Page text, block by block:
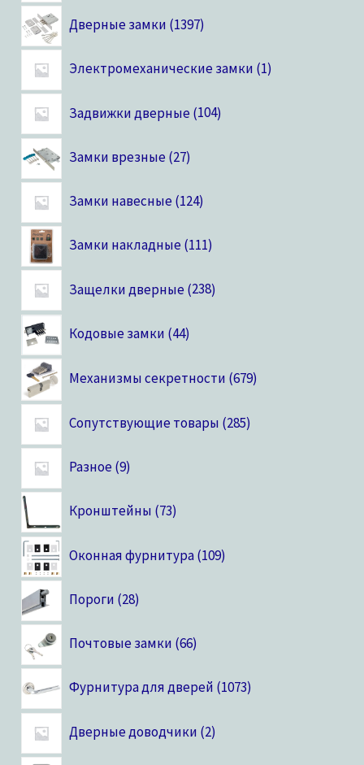
Дверные замки 1397
Электромеханические замки 1
Задвижки дверные 104
Замки врезные 27
Замки навесные 124
Замки накладные 111
Защелки дверные 238
Кодовые замки 44
Механизмы секретности 679
Сопутствующие товары 285
Разное 9
Кронштейны 73
Оконная фурнитура 109
Пороги 28
Почтовые замки 66
Фурнитура для дверей 1073
Дверные доводчики 2